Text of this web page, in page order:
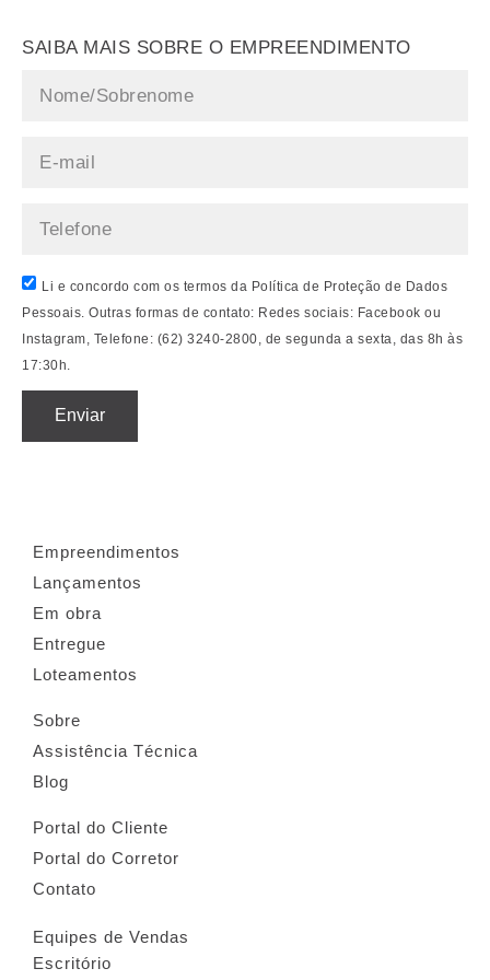
SAIBA MAIS SOBRE O EMPREENDIMENTO
Li e concordo com os termos da Política de Proteção de Dados
Pessoais. Outras formas de contato: Redes sociais: Facebook ou
Instagram, Telefone: (62) 3240-2800, de segunda a sexta, das 8h às
17:30h.
Enviar
Empreendimentos
Lançamentos
Em obra
Entregue
Loteamentos
Sobre
Assistência Técnica
Blog
Portal do Cliente
Portal do Corretor
Contato
Equipes de Vendas
Escritório